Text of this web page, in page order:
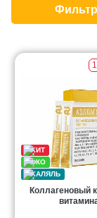
Коллагеновый